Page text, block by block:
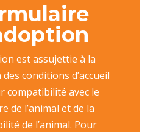
est assujettie à la
conditions d’accueil
compatibilité avec le
de l’animal et de la
de l’animal. Pour